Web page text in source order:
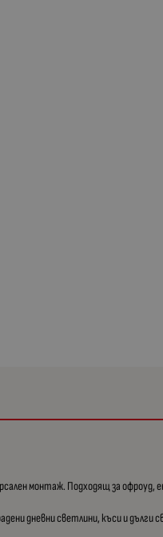
монтаж. Подходящ за
дневни светлини, къси и дълги